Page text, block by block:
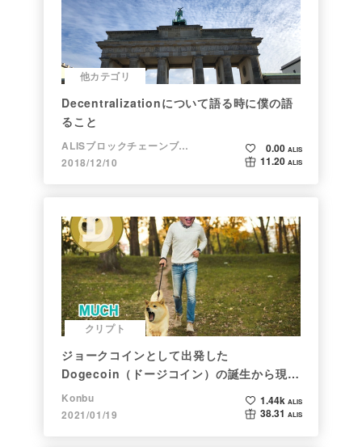
他カテゴリ
Decentralizationについて語る時に僕の語
ること
ALISブロックチェーンブログ
2018/12/10
0.00 ALIS
11.20 ALIS
クリプト
ジョークコインとして出発した
Dogecoin（ドージコイン）の誕生から現在
まで。注目される非証券性🐶
Konbu
2021/01/19
1.44k ALIS
38.31 ALIS